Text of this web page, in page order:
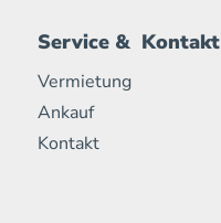
Service & Kontakt
Vermietung
Ankauf
Kontakt